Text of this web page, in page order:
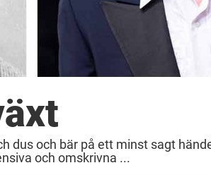
dus och bär på ett minst sagt
och omskrivna ...